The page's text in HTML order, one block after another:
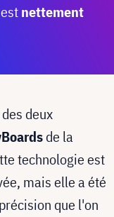
nettement
deux
de la
technologie est
mais elle a été
que l'on